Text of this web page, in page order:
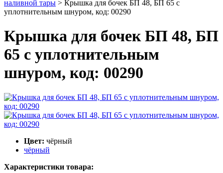
наливной тары > Крышка для бочек БП 48, БП 65 с
уплотнительным шнуром, код: 00290
Крышка для бочек БП 48, БП
65 с уплотнительным
шнуром, код: 00290
Цвет: чёрный
чёрный
Характеристики товара: